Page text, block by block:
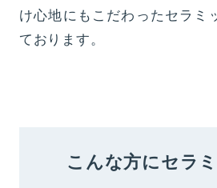
け心地にもこだわったセラミ
ております。
こんな方にセラ